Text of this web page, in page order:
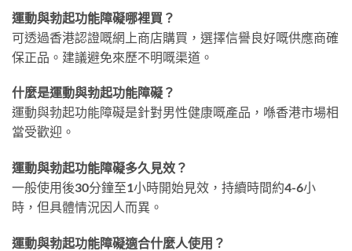
運動與勃起功能障礙哪裡買？
可透過香港認證嘅網上商店購買，選擇信譽良好嘅供應商確
保正品。建議避免來歷不明嘅渠道。
什麼是運動與勃起功能障礙？
運動與勃起功能障礙是針對男性健康嘅產品，喺香港市場相
當受歡迎。
運動與勃起功能障礙多久見效？
一般使用後30分鐘至1小時開始見效，持續時間約4-6小
時，但具體情況因人而異。
運動與勃起功能障礙適合什麼人使用？